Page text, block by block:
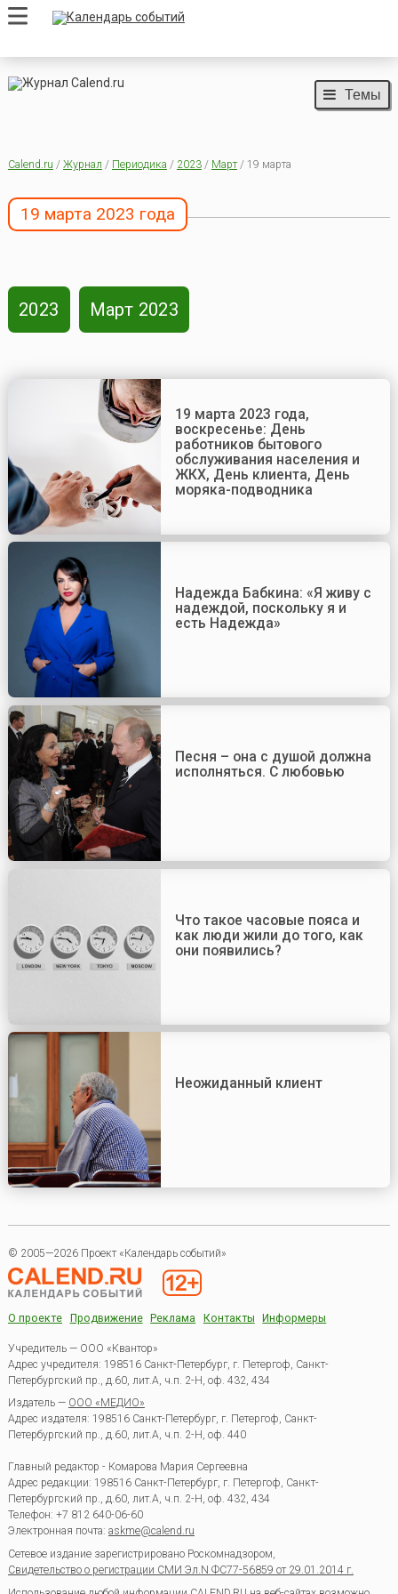
Темы
Calend.ru / Журнал / Периодика / 2023/ Март/ 19 марта
19 марта 2023 года
2023 Март 2023
19 марта 2023 года,
воскресенье: День
работников бытового
обслуживания населения и
ЖКХ, День клиента, День
моряка-подводника
Надежда Бабкина: «Я живу с
надеждой, поскольку я и
есть Надежда»
Песня – она с душой должна
исполняться. С любовью
Что такое часовые пояса и
как люди жили до того, как
они появились?
Неожиданный клиент
© 2005—2026 Проект «Календарь событий»
О проекте Продвижение Реклама Контакты Информеры
Учредитель — ООО «Квантор»
Адрес учредителя: 198516 Санкт-Петербург, г. Петергоф, Санкт-
Петербургский пр., д.60, лит.А, ч.п. 2-Н, оф. 432, 434
Издатель — ООО «МЕДИО»
Адрес издателя: 198516 Санкт-Петербург, г. Петергоф, Санкт-
Петербургский пр., д.60, лит.А, ч.п. 2-Н, оф. 440
Главный редактор - Комарова Мария Сергеевна
Адрес редакции: 198516 Санкт-Петербург, г. Петергоф, Санкт-
Петербургский пр., д.60, лит.А, ч.п. 2-Н, оф. 432, 434
Телефон: +7 812 640-06-60
Электронная почта: askme@calend.ru
Сетевое издание зарегистрировано Роскомнадзором,
Свидетельство о регистрации СМИ Эл.N ФС77-56859 от 29.01.2014 г.